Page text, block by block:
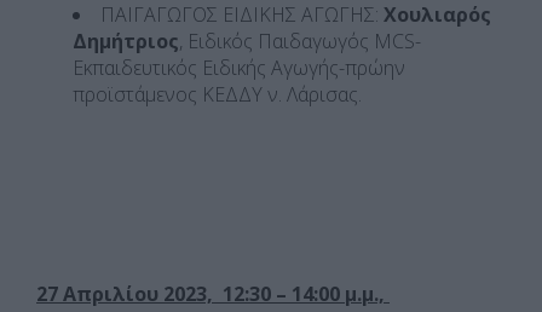
ΠΑΙΓΑΓΩΓΟΣ ΕΙΔΙΚΗΣ ΑΓΩΓΗΣ: Χουλιαρός
Δημήτριος, Ειδικός Παιδαγωγός MCS-
Εκπαιδευτικός Ειδικής Αγωγής-πρώην
προϊστάμενος ΚΕΔΔΥ ν. Λάρισας.
27 Απριλίου 2023, 12:30 – 14:00 μ.μ.,